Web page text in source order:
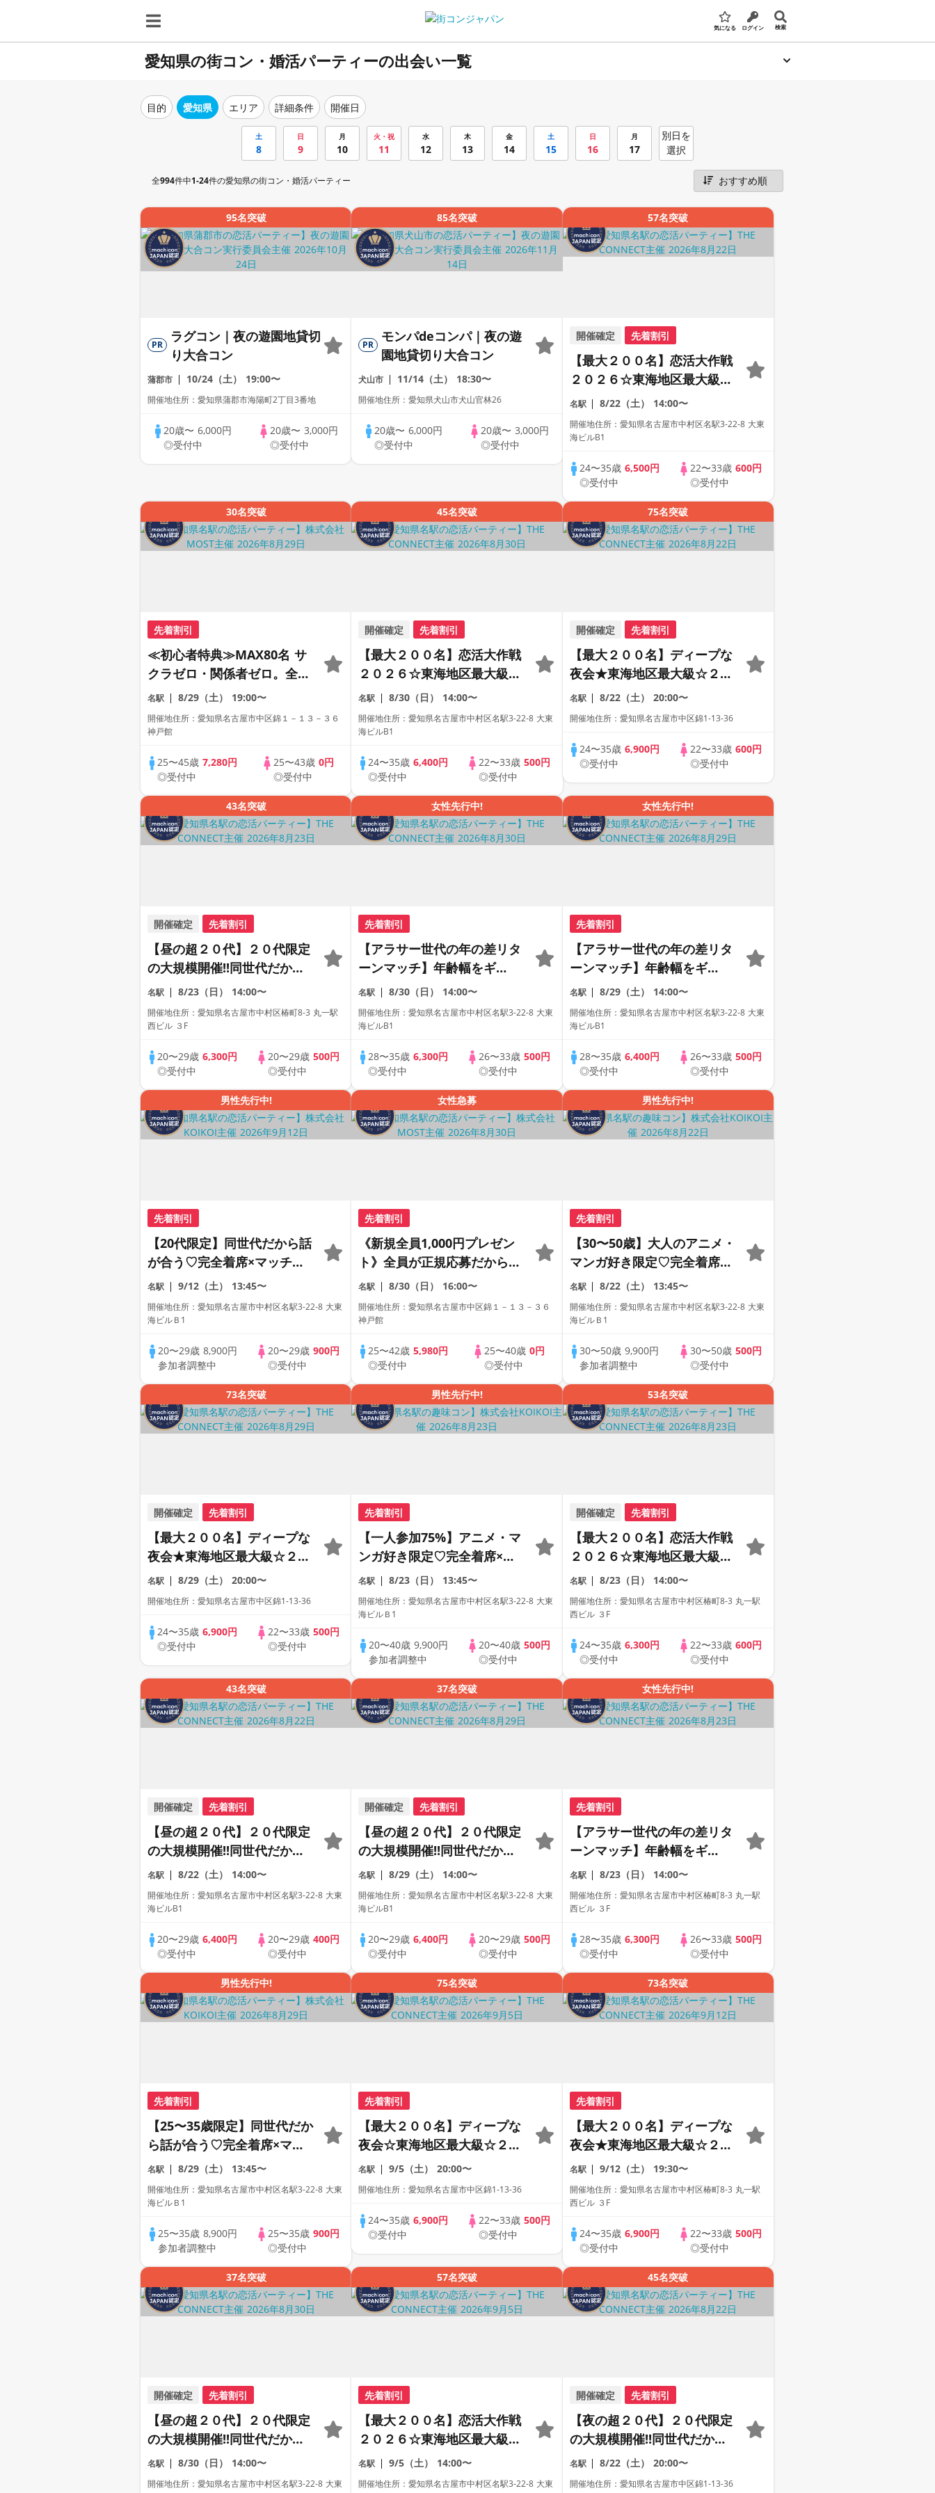
気になる ログイン 検索
愛知県の街コン・婚活パーティーの出会い一覧
目的 愛知県 エリア 詳細条件 開催日
土
8
日
9
月
10
火・祝
11
水
12
木
13
金
14
土
15
日
16
月
17
別日を
選択
全994件中1-24件の愛知県の街コン・婚活パーティー
95名突破
PR
ラグコン｜夜の遊園地貸切
り大合コン
蒲郡市 10/24（土） 19:00〜
開催地住所：愛知県蒲郡市海陽町2丁目3番地
20歳〜 6,000円
◎受付中
20歳〜 3,000円
◎受付中
85名突破
PR
モンパdeコンパ｜夜の遊
園地貸切り大合コン
犬山市 11/14（土） 18:30〜
開催地住所：愛知県犬山市犬山官林26
20歳〜 6,000円
◎受付中
20歳〜 3,000円
◎受付中
57名突破
開催確定 先着割引
【最大２００名】恋活大作戦
２０２６☆東海地区最大級の
恋活パーティー【２０代＆ア
ラサー世代中心】【１人参加
も多数】【駅近】
名駅 8/22（土） 14:00〜
開催地住所：愛知県名古屋市中村区名駅3-22-8 大東
海ビルB1
24〜35歳 6,500円
◎受付中
22〜33歳 600円
◎受付中
30名突破
先着割引
≪初心者特典≫MAX80名 サ
クラゼロ・関係者ゼロ。全員
が正規応募のプレミアビッグ
フェス。。
名駅 8/29（土） 19:00〜
開催地住所：愛知県名古屋市中区錦１－１３－３６
神戸館
25〜45歳7,280円
◎受付中
25〜43歳 0円
◎受付中
45名突破
開催確定 先着割引
【最大２００名】恋活大作戦
２０２６☆東海地区最大級の
恋活パーティー【２０代＆ア
ラサー世代中心】【１人参加
も多数】【駅近】
名駅 8/30（日） 14:00〜
開催地住所：愛知県名古屋市中村区名駅3-22-8 大東
海ビルB1
24〜35歳6,400円
◎受付中
22〜33歳500円
◎受付中
75名突破
開催確定 先着割引
【最大２００名】ディープな
夜会★東海地区最大級☆２０
代＆アラサー世代の恋活パー
ティー【１人参加も多数】
名駅 8/22（土） 20:00〜
開催地住所：愛知県名古屋市中区錦1-13-36
24〜35歳 6,900円
◎受付中
22〜33歳 600円
◎受付中
43名突破
開催確定 先着割引
【昼の超２０代】２０代限定
の大規模開催!!同世代だから
距離が縮まる２０代だけの大
合コン♡【１人参加も多数】
【駅近】
名駅 8/23（日） 14:00〜
開催地住所：愛知県名古屋市中村区椿町8-3 丸一駅
西ビル ３F
20〜29歳6,300円
◎受付中
20〜29歳 500円
◎受付中
女性先行中!
先着割引
【アラサー世代の年の差リタ
ーンマッチ】年齢幅をギ
ュ〜〜ッと絞ったアラサー限
定の恋活【1人参加も多数】
【飲み放題付き】【駅近】
名駅 8/30（日） 14:00〜
開催地住所：愛知県名古屋市中村区名駅3-22-8 大東
海ビルB1
28〜35歳6,300円
◎受付中
26〜33歳500円
◎受付中
女性先行中!
先着割引
【アラサー世代の年の差リタ
ーンマッチ】年齢幅をギ
ュ〜〜ッと絞ったアラサー限
定の恋活【１人参加も多数】
【飲み放題付き】【駅近】
名駅 8/29（土） 14:00〜
開催地住所：愛知県名古屋市中村区名駅3-22-8 大東
海ビルB1
28〜35歳 6,400円
◎受付中
26〜33歳 500円
◎受付中
男性先行中!
先着割引
【20代限定】同世代だから話
が合う♡完全着席×マッチン
グゲーム付きマッチングコン
名駅 9/12（土） 13:45〜
開催地住所：愛知県名古屋市中村区名駅3-22-8 大東
海ビルＢ1
20〜29歳 8,900円
参加者調整中
20〜29歳 900円
◎受付中
女性急募
先着割引
《新規全員1,000円プレゼン
ト》全員が正規応募だから安
心。本気で出会いたい人だけ
が集まるサクラゼロ街コン。
名駅 8/30（日） 16:00〜
開催地住所：愛知県名古屋市中区錦１－１３－３６
神戸館
25〜42歳5,980円
◎受付中
25〜40歳0円
◎受付中
男性先行中!
先着割引
【30〜50歳】大人のアニメ・
マンガ好き限定♡完全着席×
マッチングゲーム付きアニメ
コン
名駅 8/22（土） 13:45〜
開催地住所：愛知県名古屋市中村区名駅3-22-8 大東
海ビルＢ1
30〜50歳9,900円
参加者調整中
30〜50歳 500円
◎受付中
73名突破
開催確定 先着割引
【最大２００名】ディープな
夜会★東海地区最大級☆２０
代＆アラサー世代の恋活パー
ティー【１人参加も多数】
名駅 8/29（土） 20:00〜
開催地住所：愛知県名古屋市中区錦1-13-36
24〜35歳6,900円
◎受付中
22〜33歳 500円
◎受付中
男性先行中!
先着割引
【一人参加75%】アニメ・マ
ンガ好き限定♡完全着席×マ
ッチングゲーム付きアニメコ
ン
名駅 8/23（日） 13:45〜
開催地住所：愛知県名古屋市中村区名駅3-22-8 大東
海ビルＢ1
20〜40歳 9,900円
参加者調整中
20〜40歳500円
◎受付中
53名突破
開催確定 先着割引
【最大２００名】恋活大作戦
２０２６☆東海地区最大級の
恋活パーティー【２０代＆ア
ラサー世代中心】【１人参加
も多数】【駅近】
名駅 8/23（日） 14:00〜
開催地住所：愛知県名古屋市中村区椿町8-3 丸一駅
西ビル ３F
24〜35歳 6,300円
◎受付中
22〜33歳 600円
◎受付中
43名突破
開催確定 先着割引
【昼の超２０代】２０代限定
の大規模開催!!同世代だから
距離が縮まる２０代だけの大
合コン♡【１人参加も多数】
【駅近】
名駅 8/22（土） 14:00〜
開催地住所：愛知県名古屋市中村区名駅3-22-8 大東
海ビルB1
20〜29歳6,400円
◎受付中
20〜29歳 400円
◎受付中
37名突破
開催確定 先着割引
【昼の超２０代】２０代限定
の大規模開催!!同世代だから
距離が縮まる２０代だけの大
合コン♡【１人参加も多数】
【駅近】
名駅 8/29（土） 14:00〜
開催地住所：愛知県名古屋市中村区名駅3-22-8 大東
海ビルB1
20〜29歳6,400円
◎受付中
20〜29歳500円
◎受付中
女性先行中!
先着割引
【アラサー世代の年の差リタ
ーンマッチ】年齢幅をギ
ュ〜〜ッと絞ったアラサー限
定の恋活【1人参加も多数】
【飲み放題付き】【駅近】
名駅 8/23（日） 14:00〜
開催地住所：愛知県名古屋市中村区椿町8-3 丸一駅
西ビル ３F
28〜35歳 6,300円
◎受付中
26〜33歳 500円
◎受付中
男性先行中!
先着割引
【25〜35歳限定】同世代だか
ら話が合う♡完全着席×マッ
チングゲーム付きマッチング
コン
名駅 8/29（土） 13:45〜
開催地住所：愛知県名古屋市中村区名駅3-22-8 大東
海ビルＢ1
25〜35歳 8,900円
参加者調整中
25〜35歳 900円
◎受付中
75名突破
先着割引
【最大２００名】ディープな
夜会☆東海地区最大級☆２０
代＆アラサー世代の恋活パー
ティー【１人参加も多数】
名駅 9/5（土） 20:00〜
開催地住所：愛知県名古屋市中区錦1-13-36
24〜35歳6,900円
◎受付中
22〜33歳500円
◎受付中
73名突破
先着割引
【最大２００名】ディープな
夜会★東海地区最大級☆２０
代＆アラサー世代の恋活パー
ティー【１人参加も多数】
【駅近】
名駅 9/12（土） 19:30〜
開催地住所：愛知県名古屋市中村区椿町8-3 丸一駅
西ビル ３F
24〜35歳 6,900円
◎受付中
22〜33歳 500円
◎受付中
37名突破
開催確定 先着割引
【昼の超２０代】２０代限定
の大規模開催!!同世代だから
距離が縮まる２０代だけの大
合コン♡【１人参加も多数】
名駅 8/30（日） 14:00〜
開催地住所：愛知県名古屋市中村区名駅3-22-8 大東
57名突破
先着割引
【最大２００名】恋活大作戦
２０２６☆東海地区最大級の
恋活パーティー【２０代＆ア
ラサー世代中心】【１人参加
名駅 9/5（土） 14:00〜
開催地住所：愛知県名古屋市中村区名駅3-22-8 大東
45名突破
開催確定 先着割引
【夜の超２０代】２０代限定
の大規模開催!!同世代だから
距離が縮まる２０代だけの大
合コン♡【１人参加も多数】
名駅 8/22（土） 20:00〜
開催地住所：愛知県名古屋市中区錦1-13-36